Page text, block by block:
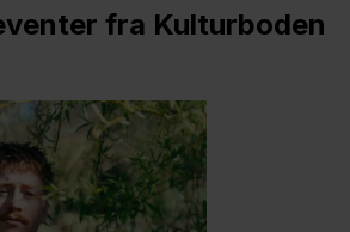
fra Kulturboden